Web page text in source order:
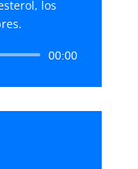
los
00:00